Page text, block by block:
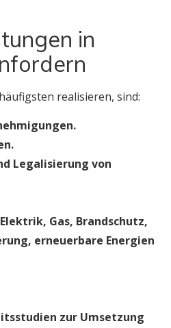
in
realisieren, sind:
Legalisierung von
Gas, Brandschutz,
erneuerbare Energien
zur Umsetzung